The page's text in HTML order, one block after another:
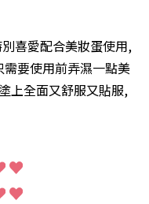
喜愛配合美妝蛋使用,
要使用前弄濕一點美
上全面又舒服又貼服,